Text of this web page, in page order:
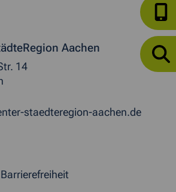
Aachen
14
staedteregion-aachen.de